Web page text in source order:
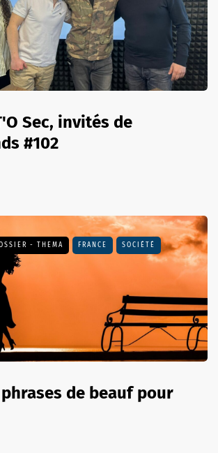
Sec, invités de
#102
- THEMA FRANCE SOCIÉTÉ
de beauf pour